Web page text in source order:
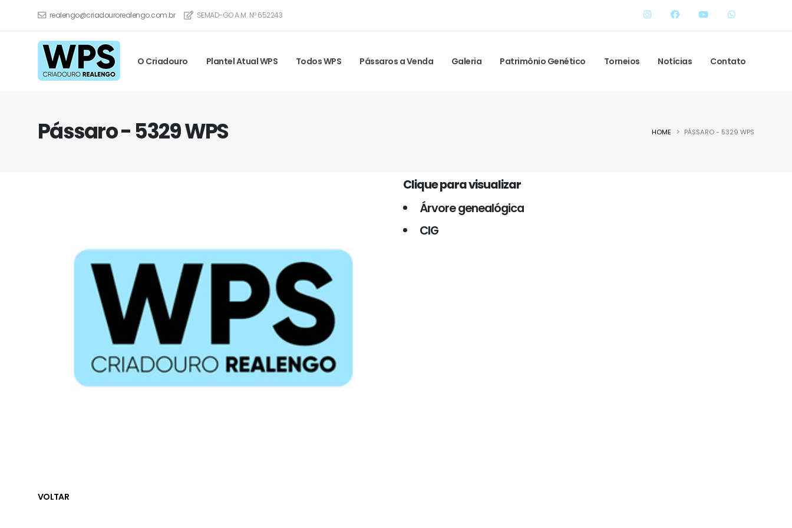
realengo@criadourorealengo.com.br SEMAD-GO A.M. Nº 652243
O Criadouro Plantel Atual WPS Todos WPS Pássaros a Venda Galeria Patrimônio Genético Torneios Notícias Contato
Pássaro - 5329 WPS HOME PÁSSARO - 5329 WPS
Clique para visualizar
Árvore genealógica
CIG
VOLTAR